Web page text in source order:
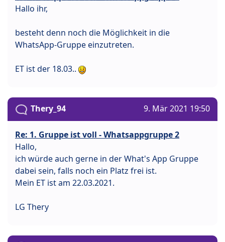
Hallo ihr,
besteht denn noch die Möglichkeit in die
WhatsApp-Gruppe einzutreten.
ET ist der 18.03..
Thery_94 9. Mär 2021 19:50
Re: 1. Gruppe ist voll - Whatsappgruppe 2
Hallo,
ich würde auch gerne in der What's App Gruppe
dabei sein, falls noch ein Platz frei ist.
Mein ET ist am 22.03.2021.
LG Thery